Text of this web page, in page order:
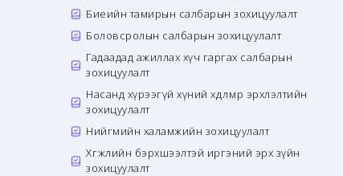
Биеийн тамирын салбарын зохицуулалт
Боловсролын салбарын зохицуулалт
Гадаадад ажиллах хүч гаргах салбарын
зохицуулалт
Насанд хүрээгүй хүний хөдөлмөр эрхлэлтийн
зохицуулалт
Нийгмийн халамжийн зохицуулалт
Хөгжлийн бэрхшээлтэй иргэний эрх зүйн
зохицуулалт